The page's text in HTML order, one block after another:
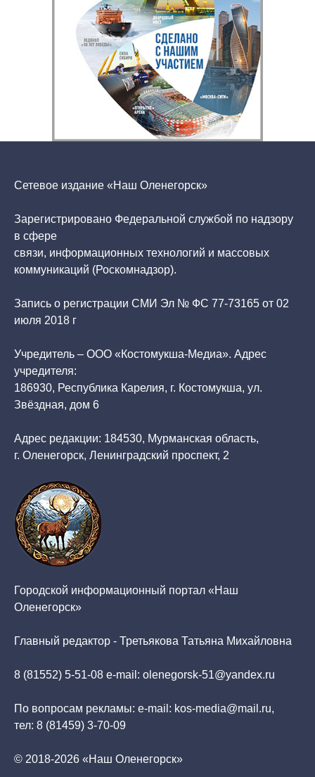
Сетевое издание «Наш Оленегорск»
Зарегистрировано Федеральной службой по надзору
в сфере
связи, информационных технологий и массовых
коммуникаций (Роскомнадзор).
Запись о регистрации СМИ Эл № ФС 77-73165 от 02
июля 2018 г
Учредитель – ООО «Костомукша-Медиа». Адрес
учредителя:
186930, Республика Карелия, г. Костомукша, ул.
Звёздная, дом 6
Адрес редакции: 184530, Мурманская область,
г. Оленегорск, Ленинградский проспект, 2
Городской информационный портал «Наш
Оленегорск»
Главный редактор - Третьякова Татьяна Михайловна
8 (81552) 5-51-08 e-mail: olenegorsk-51@yandex.ru
По вопросам рекламы: e-mail: kos-media@mail.ru,
тел: 8 (81459) 3-70-09
© 2018-2026 «Наш Оленегорск»